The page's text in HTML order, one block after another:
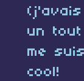
un
me
cool!